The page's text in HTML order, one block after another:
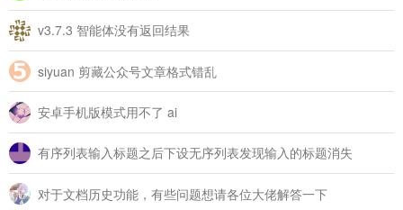
v3.7.3 智能体没有返回结果
siyuan 剪藏公众号文章格式错乱
安卓手机版模式用不了 ai
有序列表输入标题之后下设无序列表发现输入的标题消失
对于文档历史功能，有些问题想请各位大佬解答一下